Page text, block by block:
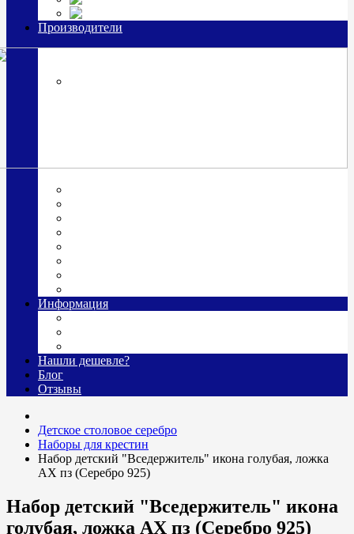
Производители
Информация
Нашли дешевле?
Блог
Отзывы
Детское столовое серебро
Наборы для крестин
Набор детский "Вседержитель" икона голубая, ложка
АХ пз (Серебро 925)
Набор детский "Вседержитель" икона
голубая, ложка АХ пз (Серебро 925)